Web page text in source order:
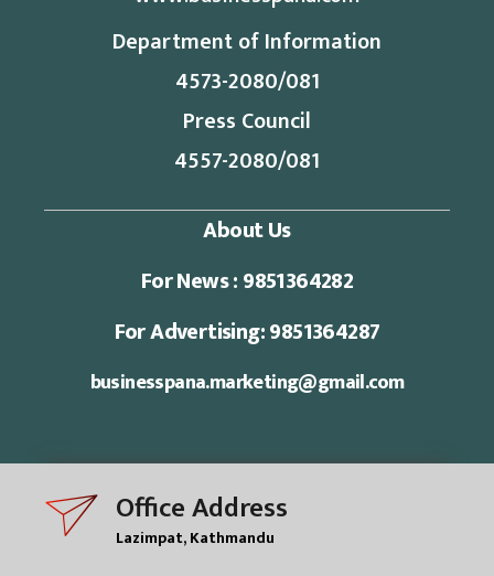
Department of Information
4573-2080/081
Press Council
4557-2080/081
About Us
For News : 9851364282
For Advertising: 9851364287
businesspana.marketing@gmail.com
Office Address
Lazimpat, Kathmandu